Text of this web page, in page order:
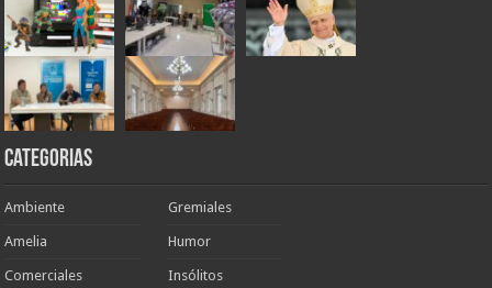
Categorias
Ambiente
Amelia
Comerciales
Gremiales
Humor
Insólitos